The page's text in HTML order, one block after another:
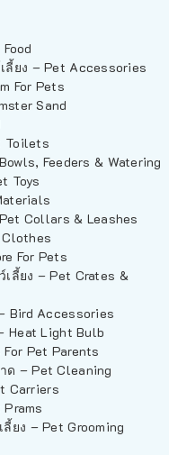
ยง – Pet Accessories
For Pets
Sand
Toilets
Feeders & Watering
Toys
Collars & Leashes
Clothes
For Pets
ลี้ยง – Pet Crates &
Bird Accessories
Heat Light Bulb
Pet Parents
– Pet Cleaning
Carriers
ยง – Pet Grooming